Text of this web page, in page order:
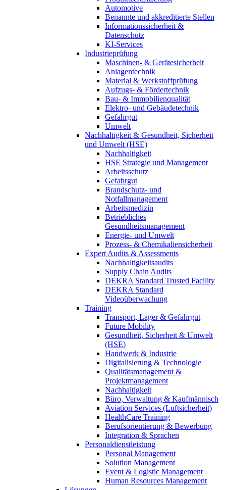
Automotive
Benannte und akkreditierte Stellen
Informationssicherheit &
Datenschutz
KI-Services
Industrieprüfung
Maschinen- & Gerätesicherheit
Anlagentechnik
Material & Werkstoffprüfung
Aufzugs- & Fördertechnik
Bau- & Immobilienqualität
Elektro- und Gebäudetechnik
Gefahrgut
Umwelt
Nachhaltigkeit & Gesundheit, Sicherheit
und Umwelt (HSE)
Nachhaltigkeit
HSE Strategie und Management
Arbeitsschutz
Gefahrgut
Brandschutz- und
Notfallmanagement
Arbeitsmedizin
Betriebliches
Gesundheitsmanagement
Energie- und Umwelt
Prozess- & Chemikaliensicherheit
Expert Audits & Assessments
Nachhaltigkeitsaudits
Supply Chain Audits
DEKRA Standard Trusted Facility
DEKRA Standard
Videoüberwachung
Training
Transport, Lager & Gefahrgut
Future Mobility
Gesundheit, Sicherheit & Umwelt
(HSE)
Handwerk & Industrie
Digitalisierung & Technologie
Qualitätsmanagement &
Projektmanagement
Nachhaltigkeit
Büro, Verwaltung & Kaufmännisch
Aviation Services (Luftsicherheit)
HealthCare Training
Berufsorientierung & Bewerbung
Integration & Sprachen
Personaldienstleistung
Personal Management
Solution Management
Event & Logistic Management
Human Resources Management